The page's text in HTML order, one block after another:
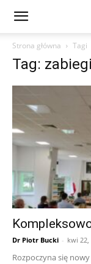
Strona główna Tagi
Tag:
Dr Piotr Bucki - kwi 22,
Rozpoczyna się